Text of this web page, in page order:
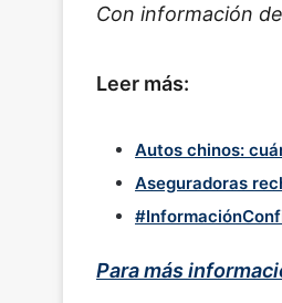
Con información
Leer más:
Autos chinos:
Aseguradoras
Para más